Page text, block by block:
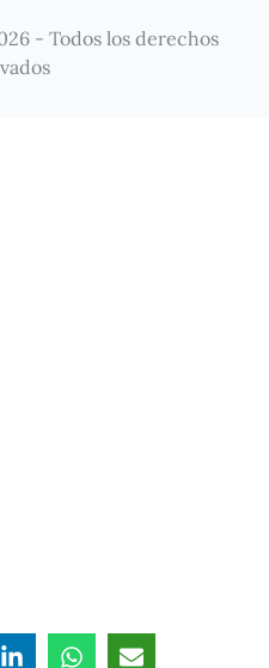
- Todos los derechos